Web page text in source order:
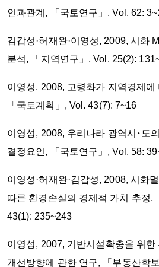
인과관계, 「국토연구」, Vol. 62:
김갑성·허재완·이영성, 2009, 시화
분석, 「지역연구」, Vol. 25(2):
이영성, 2008, 고령화가 지역경제에
「국토계획」, Vol. 43(7): 7~16
이영성, 2008, 우리나라 광역시･도
결정요인, 「국토연구」, Vol. 58:
이영성·허재완·김갑성, 2008, 시화
따른 환경손실의 경제적 가치 추정,
43(1): 235~243
이영성, 2007, 기반시설확충을 위
개선방향에 관한 연구, 「부동산학